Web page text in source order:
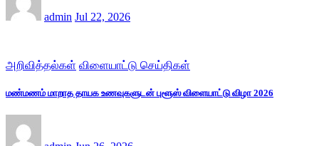
admin Jul 22, 2026
அறிவித்தல்கள் விளையாட்டு செய்திகள்
மண்மணம் மாறாத தாயக உணவுகளுடன் புளூஸ் விளையாட்டு விழா 2026